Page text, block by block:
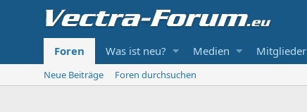
Foren Was ist neu? Medien Mitglieder
Neue Beiträge Foren durchsuchen